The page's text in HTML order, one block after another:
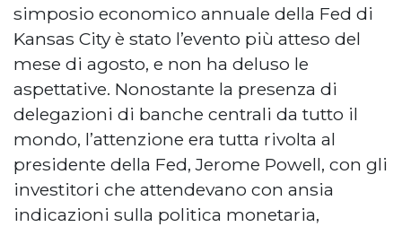
simposio economico annuale della Fed di
Kansas City è stato l’evento più atteso del
mese di agosto, e non ha deluso le
aspettative. Nonostante la presenza di
delegazioni di banche centrali da tutto il
mondo, l’attenzione era tutta rivolta al
presidente della Fed, Jerome Powell, con gli
investitori che attendevano con ansia
indicazioni sulla politica monetaria,